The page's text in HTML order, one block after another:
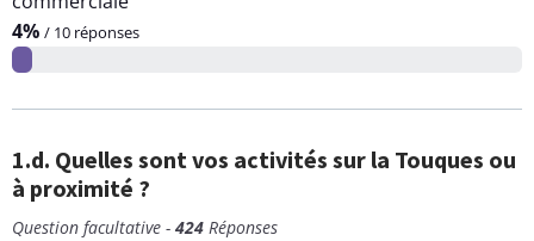
4% / 10 réponses
1.d. Quelles sont vos activités sur la Touques ou
à proximité ?
Question facultative - 424 Réponses